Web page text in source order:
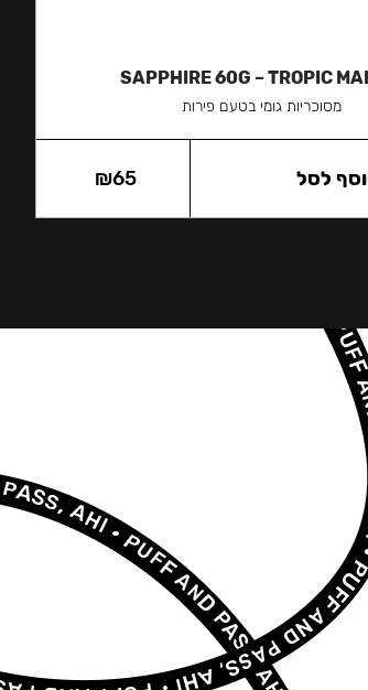
SAPPHIRE 60G – TROPIC
מסוכריות גומי בטעם פירות
₪65 לסל